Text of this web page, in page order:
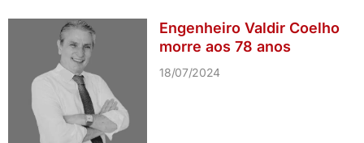
Engenheiro Valdir Coelho
morre aos 78 anos
18/07/2024